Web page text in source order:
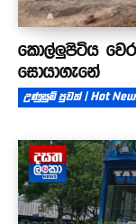
කොල්ලුපිටිය
සොයාගැනේ
උණුසුම් පුවත් | Hot